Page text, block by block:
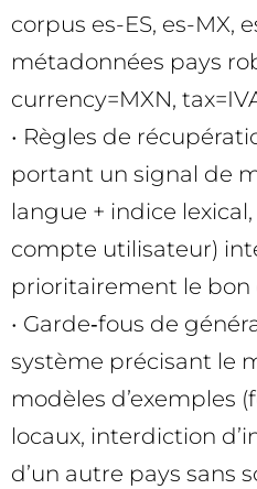
corpus es-ES, es-MX,
métadonnées pays
currency=MXN,
• Règles de
portant un signal de
langue + indice
compte utilisateur)
prioritairement le bon
• Garde‑fous de
système précisant le
modèles d’exemples
locaux, interdiction
d’un autre pays sans